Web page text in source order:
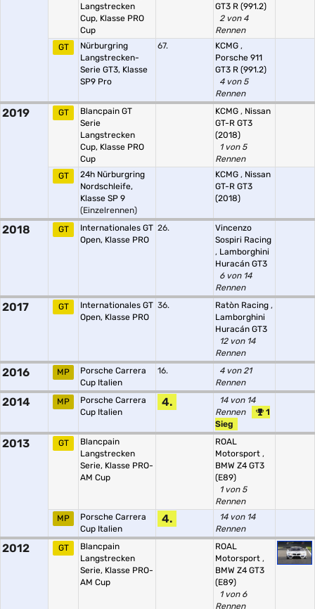
Langstrecken
Cup, Klasse PRO
Cup
GT3 R (991.2)
2 von 4
Rennen
GT
Nürburgring
Langstrecken-
Serie GT3, Klasse
SP9 Pro
67. KCMG ,
Porsche 911
GT3 R (991.2)
4 von 5
Rennen
2019 GT
Blancpain GT
Serie
Langstrecken
Cup, Klasse PRO
Cup
KCMG , Nissan
GT-R GT3
(2018)
1 von 5
Rennen
GT
24h Nürburgring
Nordschleife,
Klasse SP 9
(Einzelrennen)
KCMG , Nissan
GT-R GT3
(2018)
2018 GT
Internationales GT
Open, Klasse PRO
26.
Vincenzo
Sospiri Racing
, Lamborghini
Huracán GT3
6 von 14
Rennen
2017 GT
Internationales GT
Open, Klasse PRO
36. Ratòn Racing ,
Lamborghini
Huracán GT3
12 von 14
Rennen
2016 MP
Porsche Carrera
Cup Italien
16.
4 von 21
Rennen
2014 MP
Porsche Carrera
Cup Italien
4.
14 von 14
Rennen
1
Sieg
2013 GT
Blancpain
Langstrecken
Serie, Klasse PRO-
AM Cup
ROAL
Motorsport ,
BMW Z4 GT3
(E89)
1 von 5
Rennen
MP
Porsche Carrera
Cup Italien
4.
14 von 14
Rennen
2012 GT
Blancpain
Langstrecken
Serie, Klasse PRO-
AM Cup
ROAL
Motorsport ,
BMW Z4 GT3
(E89)
1 von 6
Rennen